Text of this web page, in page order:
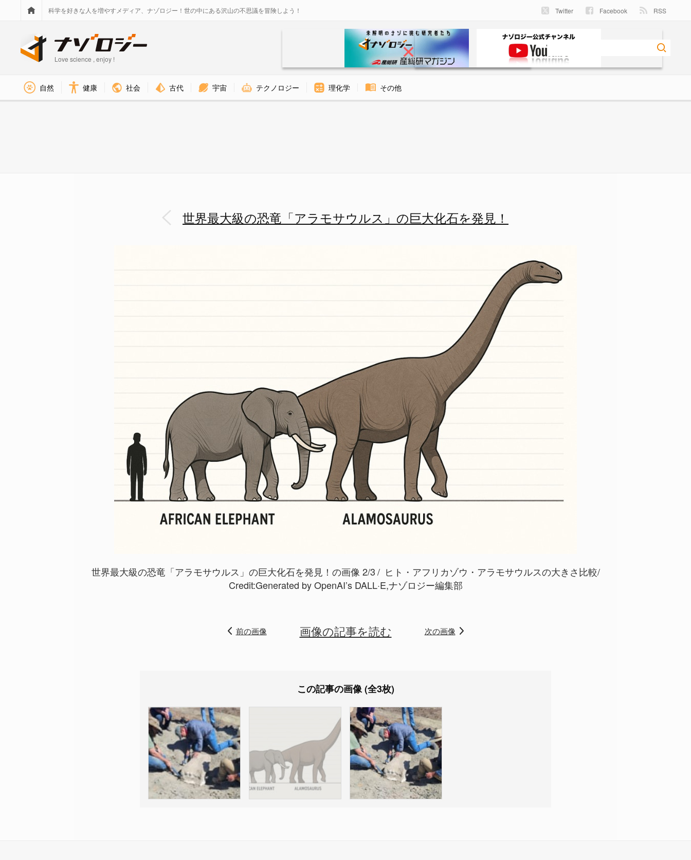
科学を好きな人を増やすメディア、ナゾロジー！世の中にある沢山の不思議を冒険しよう！ Twitter Facebook RSS
Love science , enjoy !
自然 健康 社会 古代 宇宙 テクノロジー 理化学 その他
世界最大級の恐竜「アラモサウルス」の巨大化石を発見！
世界最大級の恐竜「アラモサウルス」の巨大化石を発見！の画像 2/3
ヒト・アフリカゾウ・アラモサウルスの大きさ比較/
Credit:Generated by OpenAI’s DALL·E,ナゾロジー編集部
前の画像 画像の記事を読む 次の画像
この記事の画像 (全3枚)